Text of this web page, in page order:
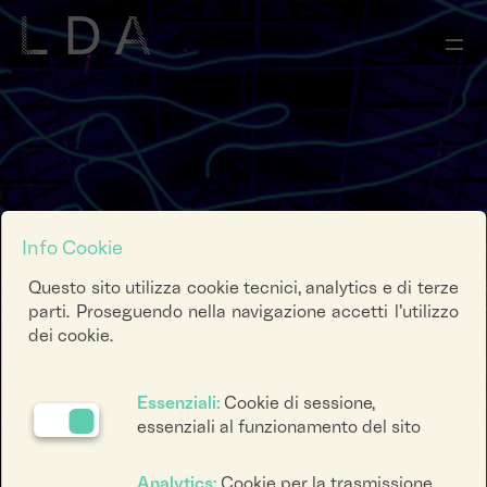
Info Cookie
Questo sito utilizza cookie tecnici, analytics e di terze
parti. Proseguendo nella navigazione accetti l’utilizzo
dei cookie.
Essenziali: Cookie di sessione,
essenziali al funzionamento del sito